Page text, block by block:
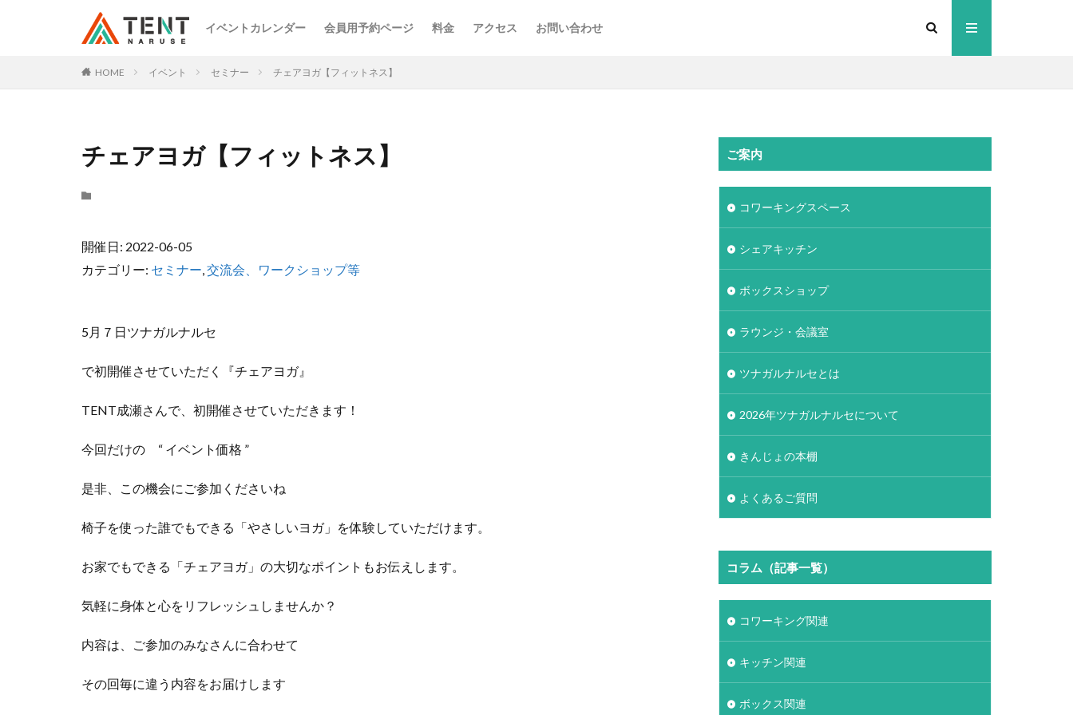
イベントカレンダー 会員用予約ページ 料金 アクセス お問い合わせ
HOME イベント セミナー チェアヨガ【フィットネス】
チェアヨガ【フィットネス】
開催日: 2022-06-05
カテゴリー: セミナー,交流会、ワークショップ等
5月７日ツナガルナルセ
で初開催させていただく『チェアヨガ』
TENT成瀬さんで、初開催させていただきます！
今回だけの “ イベント価格 ”
是非、この機会にご参加くださいね
椅子を使った誰でもできる「やさしいヨガ」を体験していただけます。
お家でもできる「チェアヨガ」の大切なポイントもお伝えします。
気軽に身体と心をリフレッシュしませんか？
内容は、ご参加のみなさんに合わせて
その回毎に違う内容をお届けします
ご案内
コワーキングスペース
シェアキッチン
ボックスショップ
ラウンジ・会議室
ツナガルナルセとは
2026年ツナガルナルセについて
きんじょの本棚
よくあるご質問
コラム（記事一覧）
コワーキング関連
キッチン関連
ボックス関連